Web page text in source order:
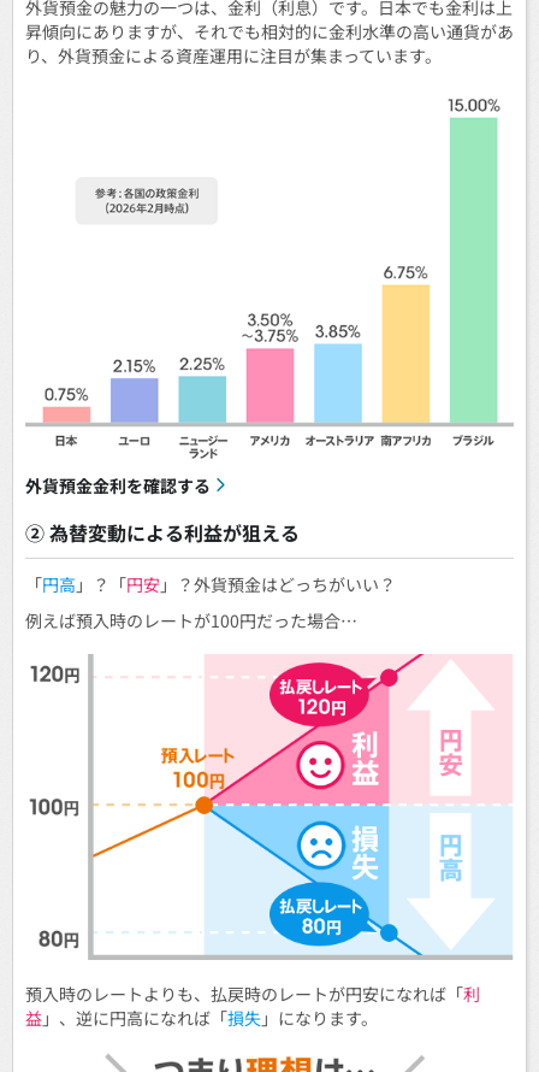
外貨預金の魅力の一つは、金利（利息）です。日本でも金利は上
昇傾向にありますが、それでも相対的に金利水準の高い通貨があ
り、外貨預金による資産運用に注目が集まっています。
外貨預金金利を確認する
② 為替変動による利益が狙える
「円高 」？「円安」？外貨預金はどっちがいい？
例えば預入時のレートが100円だった場合…
預入時のレートよりも、払戻時のレートが円安になれば「利
益」、逆に円高になれば「損失」になります。